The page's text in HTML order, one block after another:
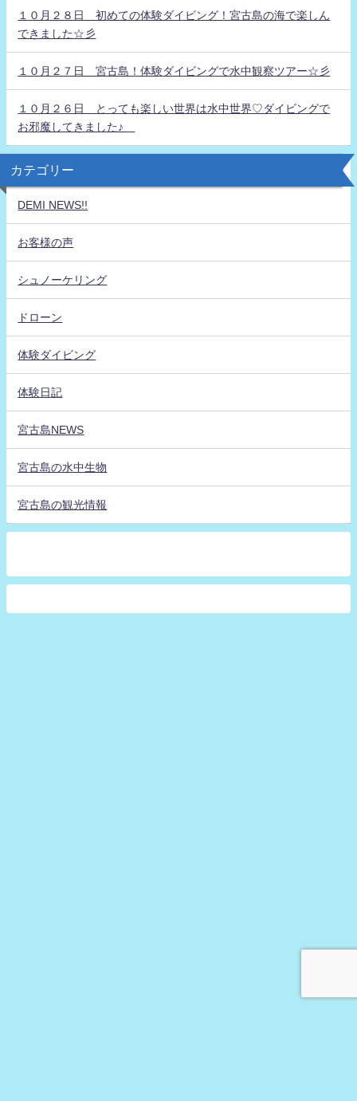
１０月２８日 初めての体験ダイビング！宮古島の海で楽しん
できました☆彡
１０月２７日 宮古島！体験ダイビングで水中観察ツアー☆彡
１０月２６日 とっても楽しい世界は水中世界♡ダイビングで
お邪魔してきました♪
カテゴリー
DEMI NEWS!!
お客様の声
シュノーケリング
ドローン
体験ダイビング
体験日記
宮古島NEWS
宮古島の水中生物
宮古島の観光情報